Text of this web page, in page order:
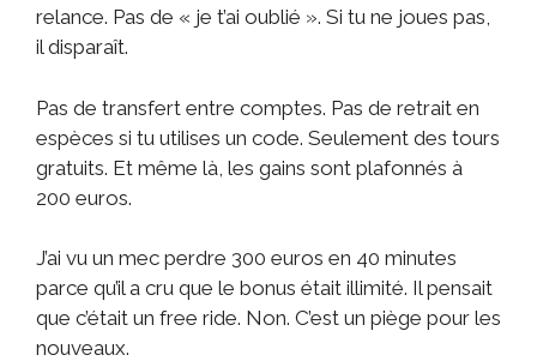
relance. Pas de « je t’ai oublié ». Si tu ne joues pas,
il disparaît.
Pas de transfert entre comptes. Pas de retrait en
espèces si tu utilises un code. Seulement des tours
gratuits. Et même là, les gains sont plafonnés à
200 euros.
J’ai vu un mec perdre 300 euros en 40 minutes
parce qu’il a cru que le bonus était illimité. Il pensait
que c’était un free ride. Non. C’est un piège pour les
nouveaux.